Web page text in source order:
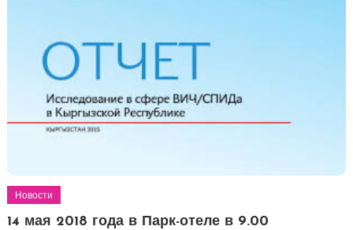
Новости
14 мая 2018 года в Парк-отеле в 9.00